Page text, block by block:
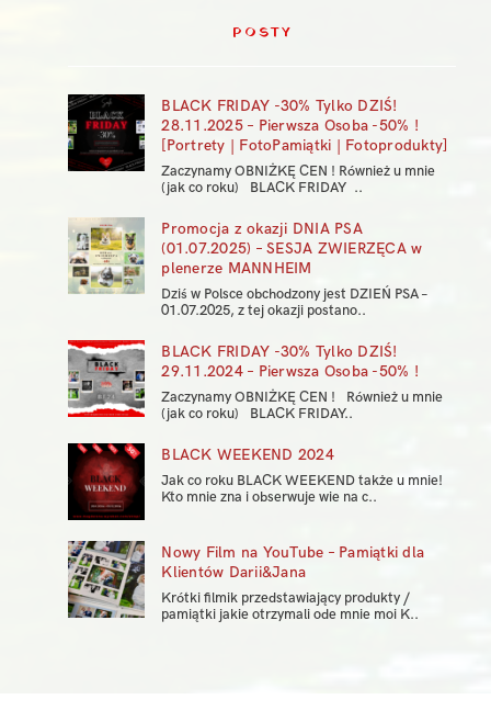
POSTY
BLACK FRIDAY -30% Tylko DZIŚ!
28.11.2025 – Pierwsza Osoba -50% !
[Portrety | FotoPamiątki | Fotoprodukty]
Zaczynamy OBNIŻKĘ CEN ! Również u mnie
(jak co roku) BLACK FRIDAY ..
Promocja z okazji DNIA PSA
(01.07.2025) – SESJA ZWIERZĘCA w
plenerze MANNHEIM
Dziś w Polsce obchodzony jest DZIEŃ PSA –
01.07.2025, z tej okazji postano..
BLACK FRIDAY -30% Tylko DZIŚ!
29.11.2024 – Pierwsza Osoba -50% !
Zaczynamy OBNIŻKĘ CEN ! Również u mnie
(jak co roku) BLACK FRIDAY..
BLACK WEEKEND 2024
Jak co roku BLACK WEEKEND także u mnie!
Kto mnie zna i obserwuje wie na c..
Nowy Film na YouTube – Pamiątki dla
Klientów Darii&Jana
Krótki filmik przedstawiający produkty /
pamiątki jakie otrzymali ode mnie moi K..